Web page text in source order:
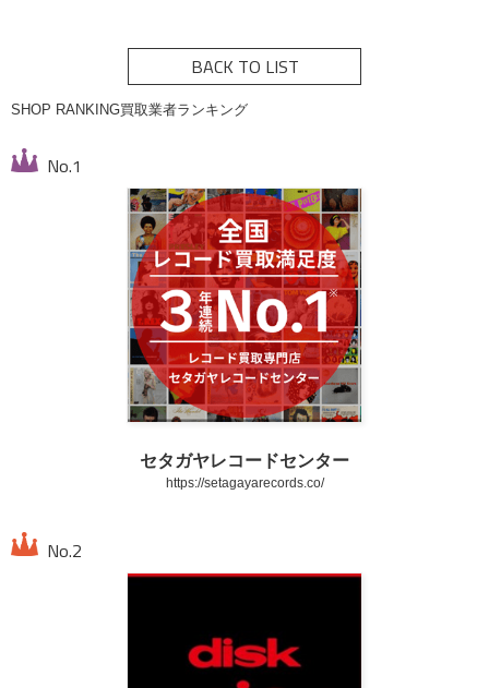
BACK TO LIST
SHOP RANKING買取業者ランキング
セタガヤレコードセンター
https://setagayarecords.co/